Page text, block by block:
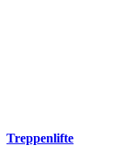
Treppenlifte